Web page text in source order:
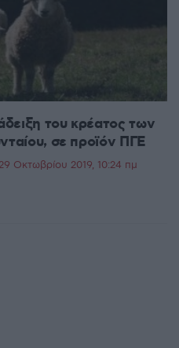
του κρέατος των
σε προϊόν ΠΓΕ
Οκτωβρίου 2019, 10:24 πμ